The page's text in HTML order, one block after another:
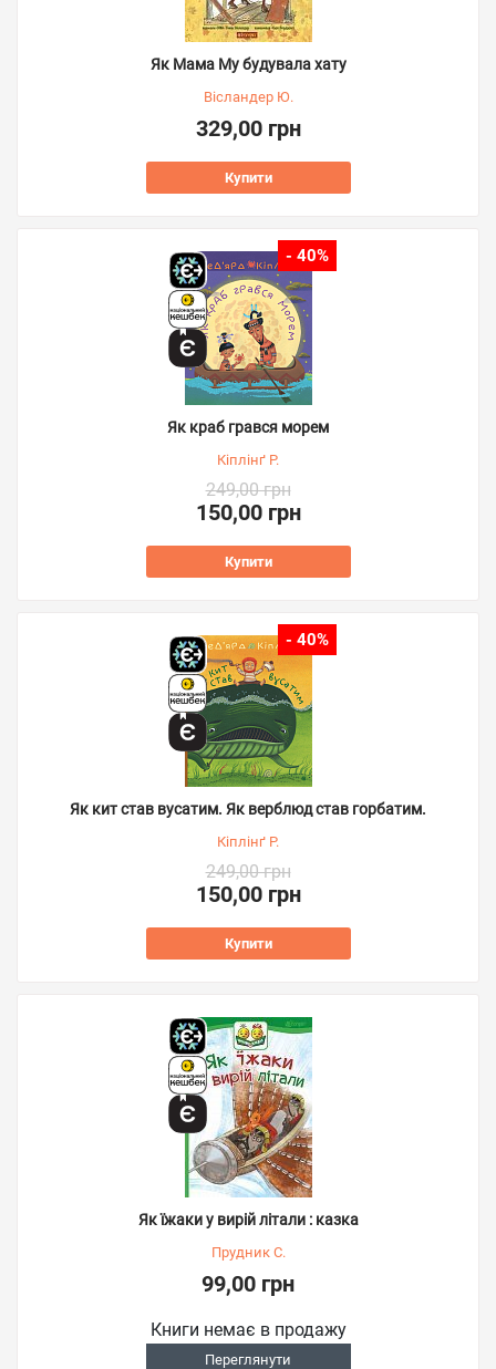
Як Мама Му будувала хату
Вісландер Ю.
329,00 грн
Купити
- 40%
Як краб грався морем
Кіплінґ Р.
249,00 грн
150,00 грн
Купити
- 40%
Як кит став вусатим. Як верблюд став горбатим.
Кіплінґ Р.
249,00 грн
150,00 грн
Купити
Як їжаки у вирій літали : казка
Прудник С.
99,00 грн
Книги немає в продажу
Переглянути